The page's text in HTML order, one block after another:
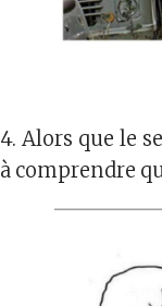
4. Alors que le
à comprendre